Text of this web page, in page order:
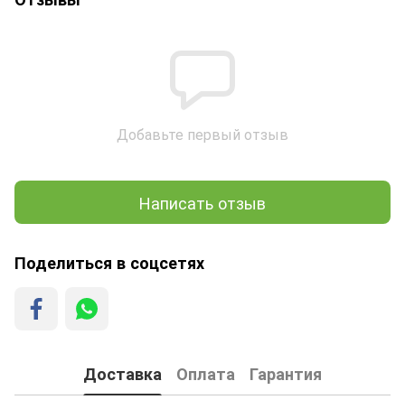
Добавьте первый отзыв
Написать отзыв
Поделиться в соцсетях
Доставка Оплата Гарантия